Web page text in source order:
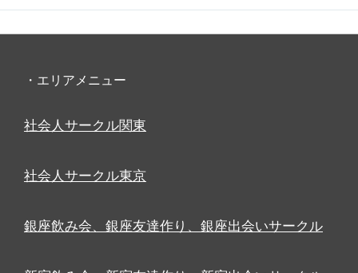
・エリアメニュー
社会人サークル関東
社会人サークル東京
銀座飲み会、銀座友達作り、銀座出会いサークル